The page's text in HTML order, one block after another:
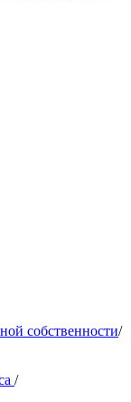
собственности/
/